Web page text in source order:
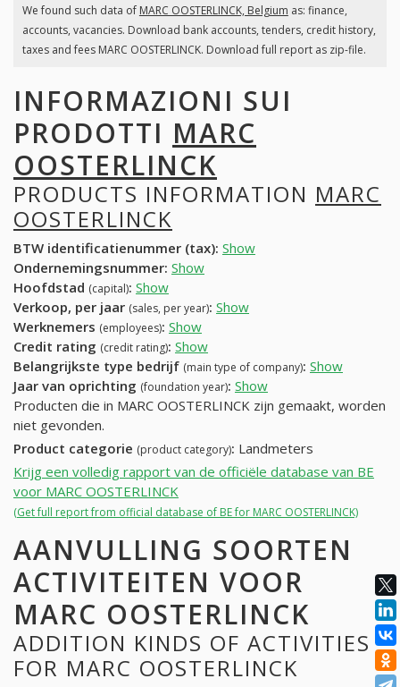
We found such data of MARC OOSTERLINCK, Belgium as: finance,
accounts, vacancies. Download bank accounts, tenders, credit history,
taxes and fees MARC OOSTERLINCK. Download full report as zip-file.
INFORMAZIONI SUI
PRODOTTI MARC
OOSTERLINCK
PRODUCTS INFORMATION MARC
OOSTERLINCK
BTW identificatienummer (tax): Show
Ondernemingsnummer: Show
Hoofdstad (capital): Show
Verkoop, per jaar (sales, per year): Show
Werknemers (employees): Show
Credit rating (credit rating): Show
Belangrijkste type bedrijf (main type of company): Show
Jaar van oprichting (foundation year): Show
Producten die in MARC OOSTERLINCK zijn gemaakt, worden
niet gevonden.
Product categorie (product category): Landmeters
Krijg een volledig rapport van de officiële database van BE
voor MARC OOSTERLINCK
(Get full report from official database of BE for MARC OOSTERLINCK)
AANVULLING SOORTEN
ACTIVITEITEN VOOR
MARC OOSTERLINCK
ADDITION KINDS OF ACTIVITIES
FOR MARC OOSTERLINCK